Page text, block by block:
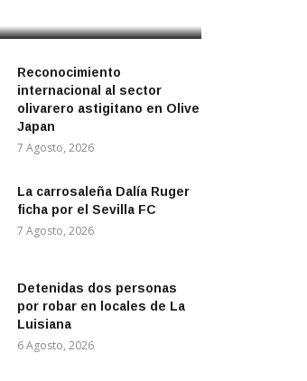
Reconocimiento
internacional al sector
olivarero astigitano en Olive
Japan
7 Agosto, 2026
La carrosaleña Dalía Ruger
ficha por el Sevilla FC
7 Agosto, 2026
Detenidas dos personas
por robar en locales de La
Luisiana
6 Agosto, 2026